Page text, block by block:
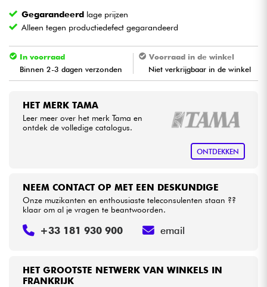
Viool & Quatuor
Kinderen
Kabels & toebehoren
Gegarandeerd lage prijzen
Alleen tegen productiedefect gegarandeerd
In voorraad
Binnen 2-3 dagen verzonden
Voorraad in de winkel
Niet verkrijgbaar in de winkel
HET MERK TAMA
Leer meer over het merk Tama en
ontdek de volledige catalogus.
ONTDEKKEN
HET GROOTSTE NETWERK VAN WINKELS IN
FRANKRIJK
NEEM CONTACT OP MET EEN DESKUNDIGE
Onze muzikanten en enthousiaste teleconsulenten staan ??
klaar om al je vragen te beantwoorden.
+33 181 930 900 email